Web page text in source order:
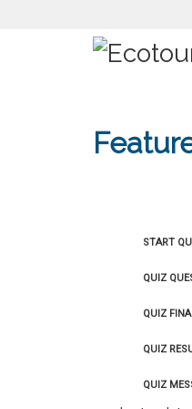
START
QUIZ
QUIZ
QUIZ
QUIZ